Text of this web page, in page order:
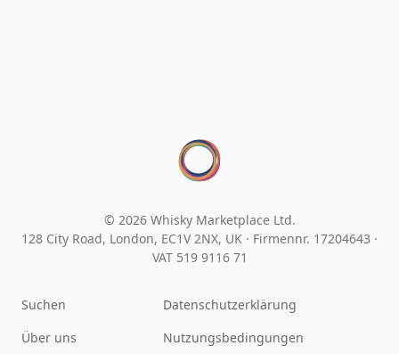
© 2026 Whisky Marketplace Ltd.
128 City Road, London, EC1V 2NX, UK · Firmennr. 17204643 ·
VAT 519 9116 71
Suchen
Über uns
Datenschutzerklärung
Nutzungsbedingungen